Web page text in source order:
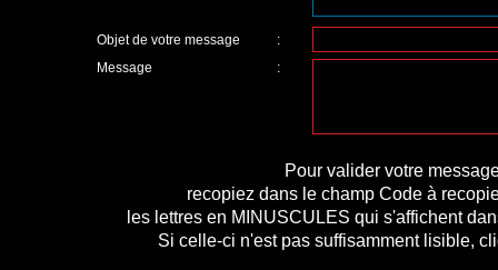
Objet de votre message
:
Message
:
Pour valider votre
recopiez dans le champ Code à
les lettres en MINUSCULES qui s'affichent
Si celle-ci n'est pas suffisamment lisible,